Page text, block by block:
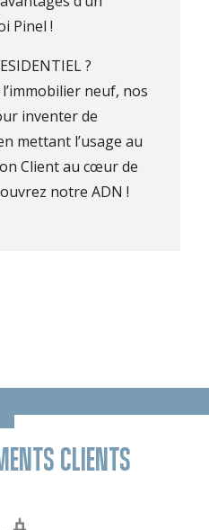
Pinel !
?
neuf, nos
inventer de
mettant l’usage au
Client au cœur de
notre ADN !
CLIENTS